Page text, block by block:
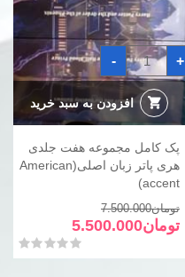
-
پک
کامل
مجموعه
هفت
جلدی
هری
پاتر
اصلی(American
accent)
عدد
+
افزودن به سبد خرید
پک کامل مجموعه هفت جلدی
هری پاتر زبان اصلی(American
accent)
تومان7.500.000قیمت
اصلی
بود.
تومان5.500.000
قیمت
فعلی
است.
امتیاز0از 5